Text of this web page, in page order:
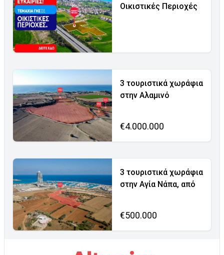
Οικιστικές Περιοχές
3 τουριστικά χωράφια
στην Αλαμινό
€4.000.000
3 τουριστικά χωράφια
στην Αγία Νάπα, από
€500.000